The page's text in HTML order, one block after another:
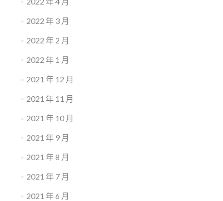
2022 年 3 月
2022 年 2 月
2022 年 1 月
2021 年 12 月
2021 年 11 月
2021 年 10 月
2021 年 9 月
2021 年 8 月
2021 年 7 月
2021 年 6 月